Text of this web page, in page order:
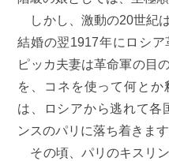
しかし、激動の20世紀
結婚の翌1917年にロシ
ピッカ夫妻は革命軍の目
を、コネを使って何と
は、ロシアから逃れて各
ンスのパリに落ち着きます
その頃、パリのキスリ